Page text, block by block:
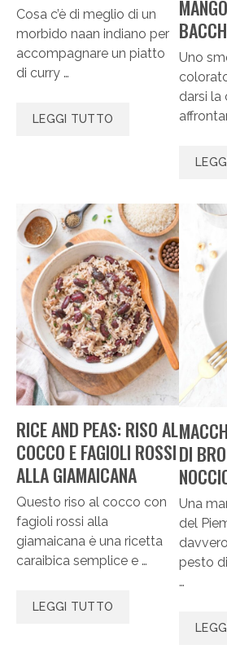
Cosa c’è di meglio di un
morbido naan indiano per
accompagnare un piatto
di curry …
LEGGI TUTTO
Uno
darsi la
RICE AND PEAS: RISO AL
COCCO E FAGIOLI ROSSI
ALLA GIAMAICANA
Questo riso al cocco con
fagioli rossi alla
giamaicana è una ricetta
caraibica semplice e …
LEGGI TUTTO
DI
Una
del
pesto
…